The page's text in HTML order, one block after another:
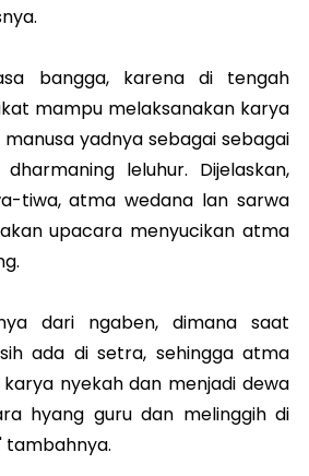
bangga, karena di tengah
mampu melaksanakan karya
yadnya sebagai sebagai
leluhur. Dijelaskan,
tiwa, atma wedana lan sarwa
upacara menyucikan atma
dari ngaben, dimana saat
ada di setra, sehingga atma
nyekah dan menjadi dewa
hyang guru dan melinggih di
tambahnya.